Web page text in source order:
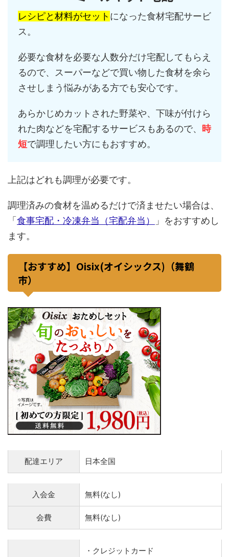
レシピと材料がセット になった食材宅配サービ
ス。
必要な食材を必要な人数分だけ宅配してもらえ
るので、スーパーなどで買い物した食材を余ら
させしまう悩みがある方でも安心です。
あらかじめカットされた野菜や、下味が付けら
れた肉などを宅配するサービスもあるので、
時
短で調理したい方にもおすすめ。
上記はどれも調理が必要です。
調理済みの食材を温めるだけで済ませたい場合は、
「 食事宅配・冷凍弁当（宅配弁当）
」をおすすめし
ます。
【おすすめ】Oisix(オイシックス)（舞鶴
市）
配達エリア 日本全国
入会金 無料(なし)
会費 無料(なし)
・クレジットカード